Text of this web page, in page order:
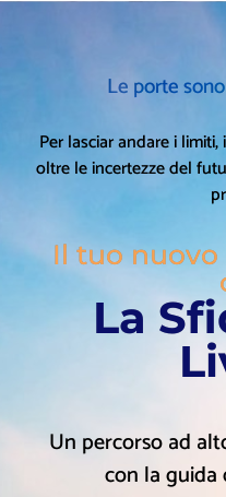
Le porte
Per lasciar andare i
oltre le incertezze del
Il tuo
La
Un percorso ad
con la guida